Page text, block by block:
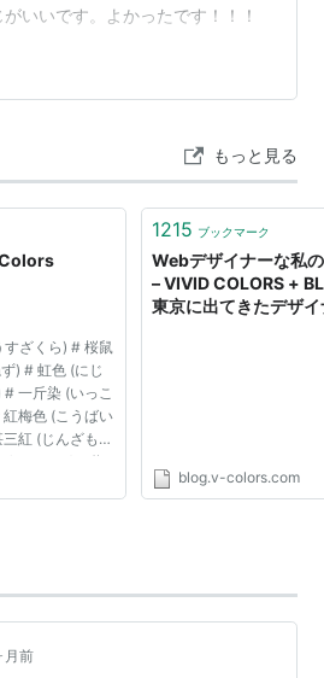
いいです。よかったです！！！
もっと見る
すざくら) # 桜鼠
) # 虹色 (にじ
一斤染 (いっこ
梅色 (こうばい
紅 (じんざも
(ときいろ) # 撫
いう...
1215 ブックマーク
Webデザイナーな私
– VIVID COLORS +
東京に出てきたデザ
blog.v-colors.com
月前